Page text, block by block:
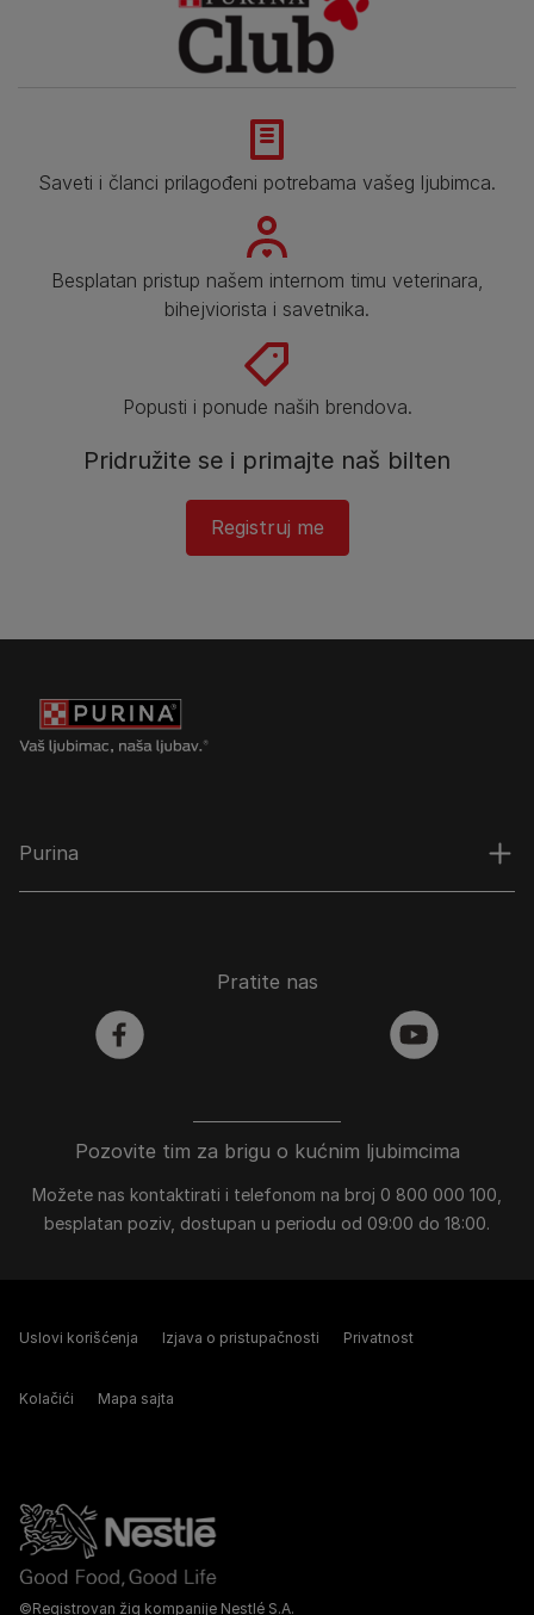
Saveti i članci prilagođeni potrebama vašeg ljubimca.
Besplatan pristup našem internom timu veterinara,
bihejviorista i savetnika.
Popusti i ponude naših brendova.
Pridružite se i primajte naš bilten
Registruj me​
Purina
Pozovite tim za brigu o kućnim ljubimcima
Možete nas kontaktirati i telefonom na broj 0 800 000 100,
besplatan poziv, dostupan u periodu od 09:00 do 18:00.
Pratite nas
facebook youtube
©Registrovan žig kompanije Nestlé S.A.
Uslovi korišćenja Izjava o pristupačnosti Privatnost
Kolačići Mapa sajta